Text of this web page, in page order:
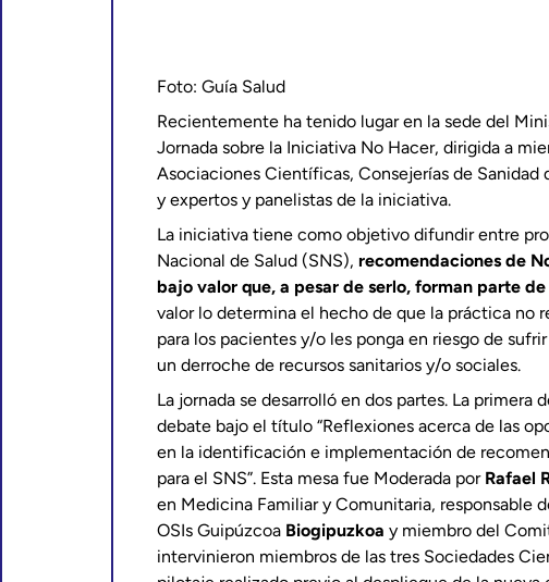
Foto: Guía Salud
Recientemente ha tenido lugar en la sede del
Jornada sobre la Iniciativa No Hacer, dirigida a
Asociaciones Científicas, Consejerías de Sanidad
y expertos y panelistas de la iniciativa.
La iniciativa tiene como objetivo difundir entre
Nacional de Salud (SNS), recomendaciones de
bajo valor que, a pesar de serlo, forman parte
valor lo determina el hecho de que la práctica no
para los pacientes y/o les ponga en riesgo de
un derroche de recursos sanitarios y/o sociales.
La jornada se desarrolló en dos partes. La primera
debate bajo el título “Reflexiones acerca de las
en la identificación e implementación de
para el SNS”. Esta mesa fue Moderada por Rafael
en Medicina Familiar y Comunitaria, responsable
OSIs Guipúzcoa Biogipuzkoa y miembro del
intervinieron miembros de las tres Sociedades